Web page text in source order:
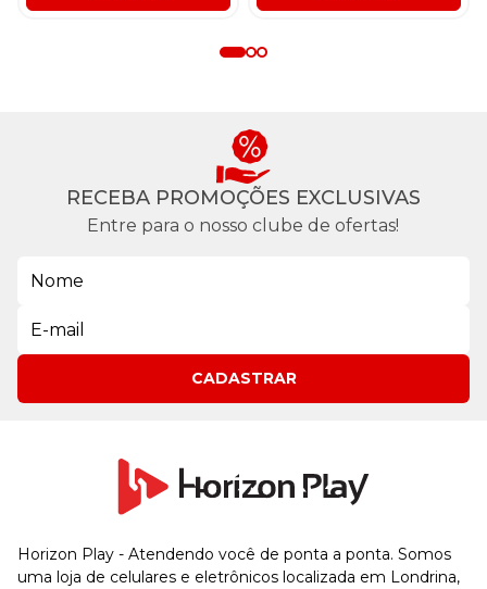
RECEBA PROMOÇÕES EXCLUSIVAS
Entre para o nosso clube de ofertas!
CADASTRAR
Horizon Play - Atendendo você de ponta a ponta. Somos
uma loja de celulares e eletrônicos localizada em Londrina,